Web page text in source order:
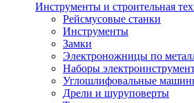
Инструменты и строительная
Рейсмусовые станки
Инструменты
Замки
Электроножницы по
Наборы
Углошлифовальные
Дрели и шуруповерты